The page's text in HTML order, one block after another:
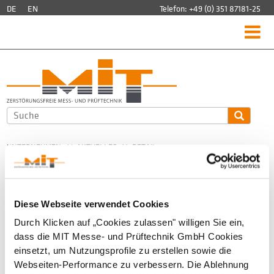
Diese Webseite verwendet Cookies
Durch Klicken auf „Cookies zulassen" willigen Sie ein,
dass die MIT Messe- und Prüftechnik GmbH Cookies
einsetzt, um Nutzungsprofile zu erstellen sowie die
Webseiten-Performance zu verbessern. Die Ablehnung
DE EN Telefon: +49 (0) 351 87181-25
Produkte
DÜBELLAGENMESSGERÄT MIT-SCAN2-BT
DÜBELLAGENMESSGERÄT MIT-DOWEL-SCAN
SCHICHTDICKENMESSGERÄT MIT-SCAN-T3
MESSREFLEKTOREN
Akademie
KALIBRIERUNG
SCHULUNG
DOWNLOADS
FAQ
Unternehmen
UNTERNEHMEN // AKTUELLES // DETAIL
PROZESSOPTIMIERUNG UND SCHICHTDICKENMESSUNG
Freitag 03. April 2020 Erstellt von Andrea Ulbricht
Im Rahmen eines Entwicklungsvorhabens wurde die
elektromagnetische Schichtdickenmessung erfolgreich in BPO
Asphalt integriert. Erfahren Sie mehr dazu im gerade
erschienenen Artikel der Fachzeitschrift Asphalt & Bitumen:
Download Artikel